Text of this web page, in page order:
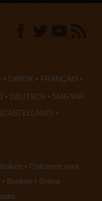
DANSK FRANÇAIS
DEUTSCH
MAGYAR
Opkomen voor
Boeken
Online